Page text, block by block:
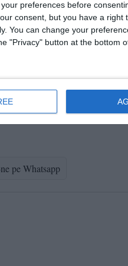
preferences before
consent, but you have a right
You can change your
"Privacy" button at the bottom
de la unele prevederi ale
protecţia datelor cu caracter
deschise.
pe Whatsapp